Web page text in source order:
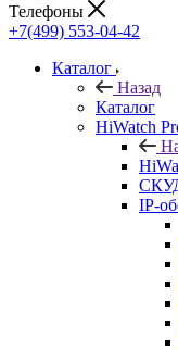
Телефоны
+7(499) 553-04-42
Каталог
Назад
Каталог
HiWatch
IP-